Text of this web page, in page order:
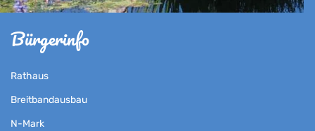
Bürgerinfo
Rathaus
Breitbandausbau
N-Mark